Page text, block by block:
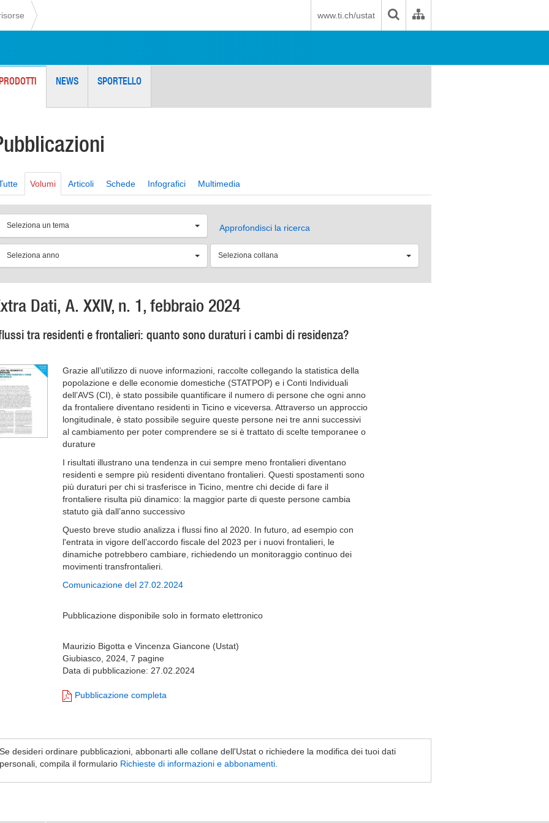
www.ti.ch/ustat
NEWS SPORTELLO
Volumi Articoli Schede Infografici Multimedia
Seleziona un tema Approfondisci la ricerca
Seleziona anno Seleziona collana
Dati, A. XXIV, n. 1, febbraio 2024
tra residenti e frontalieri: quanto sono duraturi i cambi di residenza?
Grazie all’utilizzo di nuove informazioni, raccolte collegando la statistica della
popolazione e delle economie domestiche (STATPOP) e i Conti Individuali
dell’AVS (CI), è stato possibile quantificare il numero di persone che ogni anno
da frontaliere diventano residenti in Ticino e viceversa. Attraverso un approccio
longitudinale, è stato possibile seguire queste persone nei tre anni successivi
al cambiamento per poter comprendere se si è trattato di scelte temporanee o
durature
I risultati illustrano una tendenza in cui sempre meno frontalieri diventano
residenti e sempre più residenti diventano frontalieri. Questi spostamenti sono
più duraturi per chi si trasferisce in Ticino, mentre chi decide di fare il
frontaliere risulta più dinamico: la maggior parte di queste persone cambia
statuto già dall’anno successivo
Questo breve studio analizza i flussi fino al 2020. In futuro, ad esempio con
l'entrata in vigore dell’accordo fiscale del 2023 per i nuovi frontalieri, le
dinamiche potrebbero cambiare, richiedendo un monitoraggio continuo dei
movimenti transfrontalieri.
Comunicazione del 27.02.2024
Pubblicazione disponibile solo in formato elettronico
Maurizio Bigotta e Vincenza Giancone (Ustat)
Giubiasco, 2024, 7 pagine
Data di pubblicazione: 27.02.2024
Pubblicazione completa
Se desideri ordinare pubblicazioni, abbonarti alle collane dell'Ustat o richiedere la modifica dei tuoi dati
personali, compila il formulario Richieste di informazioni e abbonamenti